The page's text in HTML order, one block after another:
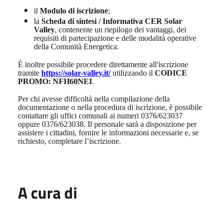
il Modulo di iscrizione;
la Scheda di sintesi / Informativa CER Solar
Valley, contenente un riepilogo dei vantaggi, dei
requisiti di partecipazione e delle modalità operative
della Comunità Energetica.
È inoltre possibile procedere direttamente all'iscrizione
tramite https://solar-valley.it/utilizzando il CODICE
PROMO: NFH60NEI.
Per chi avesse difficoltà nella compilazione della
documentazione o nella procedura di iscrizione, è possibile
contattare gli uffici comunali ai numeri 0376/623037
oppure 0376/623038. Il personale sarà a disposizione per
assistere i cittadini, fornire le informazioni necessarie e, se
richiesto, completare l’iscrizione.
A cura di